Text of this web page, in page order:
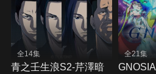
全14集
青之壬生浪S2-芹澤暗
全21集
GNOSIA